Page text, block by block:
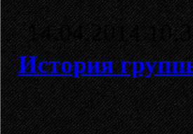
14.04.2014
История